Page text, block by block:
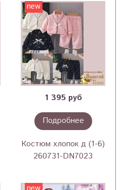
new
1 395 руб
Подробнее
Костюм хлопок д (1-6)
260731-DN7023